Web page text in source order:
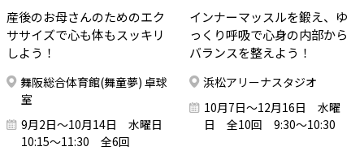
産後のお母さんのためのエク
ササイズで心も体もスッキリ
しよう！
舞阪総合体育館(舞童夢) 卓球
室
9月2日～10月14日 水曜日
10:15～11:30 全6回
インナーマッスルを鍛え、ゆ
っくり呼吸で心身の内部から
バランスを整えよう！
浜松アリーナスタジオ
10月7日～12月16日 水曜
日 全10回 9:30～10:30